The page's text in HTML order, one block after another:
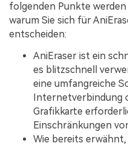
folgenden Punkte
warum Sie sich für
entscheiden:
AniEraser ist ein
es blitzschnell
eine umfangreiche
Internetverbindung
Grafikkarte
Einschränkungen
Wie bereits